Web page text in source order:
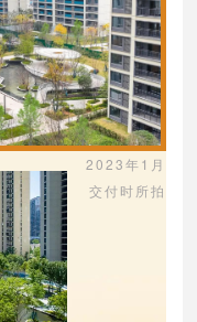
2023年1月
交付时所拍